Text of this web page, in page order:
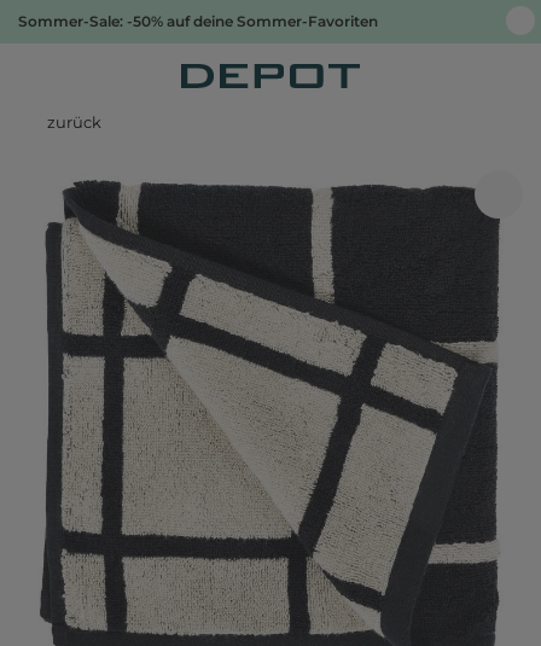
Sommer-Sale: -50% auf deine Sommer-Favoriten
zurück